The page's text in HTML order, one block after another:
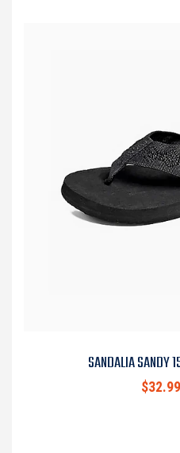
SANDALIA SANDY